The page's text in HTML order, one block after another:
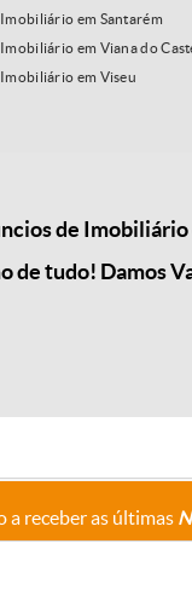
em Santarém
em Viana do
em Viseu
de
de tudo! Damos
a receber as últimas